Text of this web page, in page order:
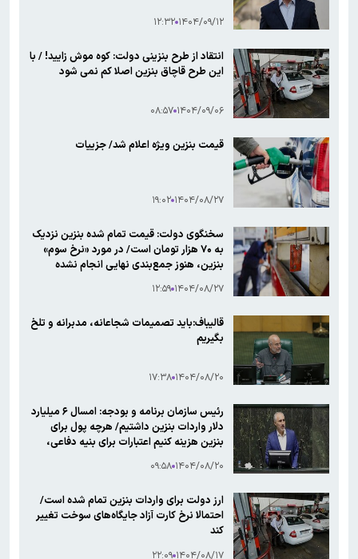
۱۴۰۴/۰۹/۱۲ ۱۲:۳۲
انتقاد از طرح بنزینی دولت: کوه موش زایید! / با
این طرح قاچاق بنزین اصلا کم نمی شود
۱۴۰۴/۰۹/۰۶ ۰۸:۵۷
قیمت بنزین ویژه اعلام شد/ جزییات
۱۴۰۴/۰۸/۲۷ ۱۹:۰۲
سخنگوی دولت: قیمت تمام شده بنزین نزدیک
به ۷۰ هزار تومان است/ در مورد «نرخ سوم»
بنزین، هنوز جمع‌بندی نهایی انجام نشده
۱۴۰۴/۰۸/۲۷ ۱۲:۵۹
قالیباف:باید تصمیمات شجاعانه، مدبرانه و تلخ
بگیریم
۱۴۰۴/۰۸/۲۰ ۱۷:۳۸
رئیس سازمان برنامه و بودجه: امسال ۶ میلیارد
دلار واردات بنزین داشتیم/ هرچه پول برای
بنزین هزینه کنیم اعتبارات برای بنیه دفاعی،
۱۴۰۴/۰۸/۲۰ ۰۹:۵۸
ارز دولت برای واردات بنزین تمام شده است/
احتمالا نرخ کارت آزاد جایگاه‌های سوخت تغییر
کند
۱۴۰۴/۰۸/۱۷ ۲۲:۰۹